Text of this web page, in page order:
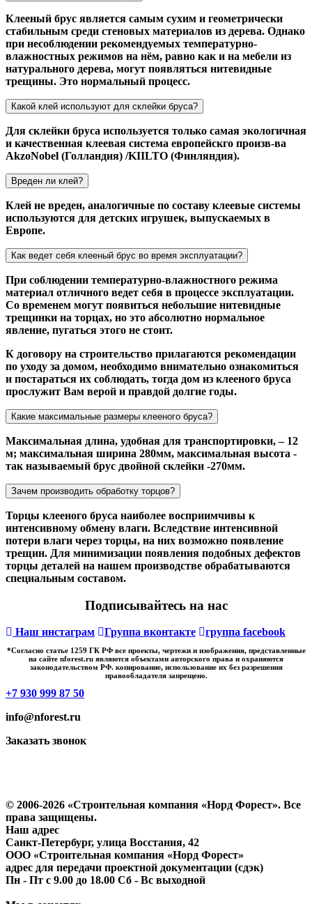
Клееный брус является самым сухим и геометрически
стабильным среди стеновых материалов из дерева. Однако
при несоблюдении рекомендуемых температурно-
влажностных режимов на нём, равно как и на мебели из
натурального дерева, могут появляться нитевидные
трещины. Это нормальный процесс.
Какой клей используют для склейки бруса?
Для склейки бруса используется только самая экологичная
и качественная клеевая система европейскго произв-ва
AkzoNobel (Голландия) /KIILTO (Финляндия).
Вреден ли клей?
Клей не вреден, аналогичные по составу клеевые системы
используются для детских игрушек, выпускаемых в
Европе.
Как ведет себя клееный брус во время эксплуатации?
При соблюдении температурно-влажностного режима
материал отличного ведет себя в процессе эксплуатации.
Со временем могут появиться небольшие нитевидные
трещинки на торцах, но это абсолютно нормальное
явление, пугаться этого не стоит.
К договору на строительство прилагаются рекомендации
по уходу за домом, необходимо внимательно ознакомиться
и постараться их соблюдать, тогда дом из клееного бруса
прослужит Вам верой и правдой долгие годы.
Какие максимальные размеры клееного бруса?
Максимальная длина, удобная для транспортировки, – 12
м; максимальная ширина 280мм, максимальная высота -
так называемый брус двойной склейки -270мм.
Зачем производить обработку торцов?
Торцы клееного бруса наиболее восприимчивы к
интенсивному обмену влаги. Вследствие интенсивной
потери влаги через торцы, на них возможно появление
трещин. Для минимизации появления подобных дефектов
торцы деталей на нашем производстве обрабатываются
специальным составом.
Подписывайтесь на нас
Наш инстаграм Группа вконтакте группа facebook
*Cогласно статье 1259 ГК РФ все проекты, чертежи и изображения, представленные
на сайте nforest.ru являются объектами авторского права и охраняются
законодательством РФ. копирование, использование их без разрешения
правообладателя запрещено.
+7 930 999 87 50
info@nforest.ru
Заказать звонок
© 2006-2026 «Строительная компания «Норд Форест». Все
права защищены.
Наш адрес
​Санкт-Петербург, улица Восстания, 42
ООО «Строительная компания «Норд Форест»
адрес для передачи проектной документации (сдэк)
Пн - Пт с 9.00 до 18.00 Сб - Вс выходной